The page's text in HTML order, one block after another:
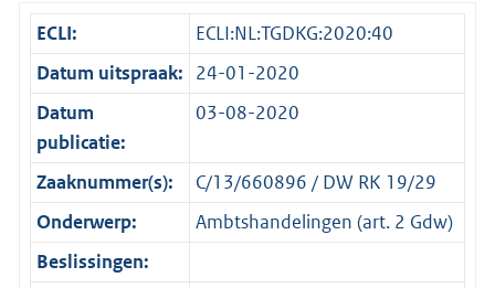
ECLI:
ECLI:NL:TGDKG:2020:40
Datum uitspraak: 24-01-2020
Datum
publicatie:
03-08-2020
Zaaknummer(s):
C/13/660896 / DW RK 19/29
Onderwerp:
Ambtshandelingen (art. 2 Gdw)
Beslissingen: